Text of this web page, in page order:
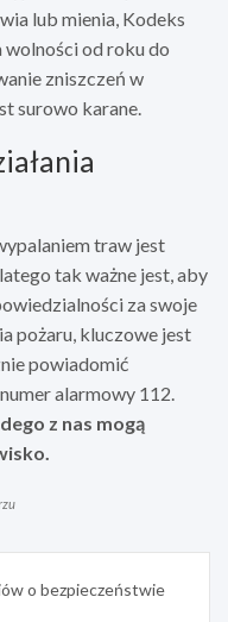
lub mienia, Kodeks
od roku do
zniszczeń w
surowo karane.
traw jest
tak ważne jest, aby
za swoje
pożaru, kluczowe jest
powiadomić
alarmowy 112.
z nas mogą
o bezpieczeństwie